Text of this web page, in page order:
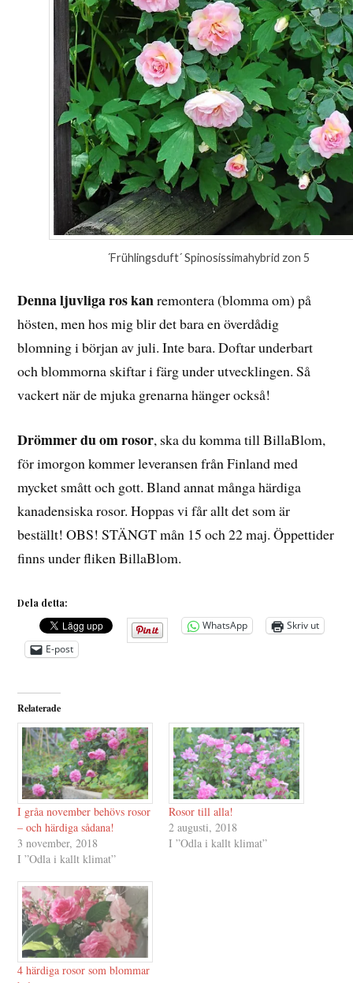
´Frühlingsduft´ Spinosissimahybrid zon 5
Denna ljuvliga ros kanremontera (blomma om) på
hösten, men hos mig blir det bara en överdådig
blomning i början av juli. Inte bara. Doftar underbart
och blommorna skiftar i färg under utvecklingen. Så
vackert när de mjuka grenarna hänger också!
Drömmer du om rosor, ska du komma till BillaBlom,
för imorgon kommer leveransen från Finland med
mycket smått och gott. Bland annat många härdiga
kanadensiska rosor. Hoppas vi får allt det som är
beställt! OBS! STÄNGT mån 15 och 22 maj. Öppettider
finns under fliken BillaBlom.
Dela detta:
WhatsApp
Skriv ut
E-post
Relaterade
I gråa november behövs rosor
– och härdiga sådana!
3 november, 2018
I ”Odla i kallt klimat”
Rosor till alla!
2 augusti, 2018
I ”Odla i kallt klimat”
4 härdiga rosor som blommar